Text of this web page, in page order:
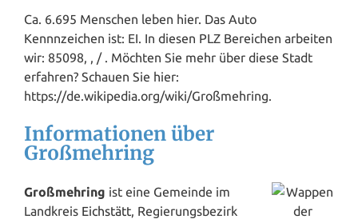
Ca. 6.695 Menschen leben hier. Das Auto
Kennnzeichen ist: EI. In diesen PLZ Bereichen arbeiten
wir: 85098, , / . Möchten Sie mehr über diese Stadt
erfahren? Schauen Sie hier:
https://de.wikipedia.org/wiki/Großmehring.
Informationen über
Großmehring
Großmehring ist eine Gemeinde im
Landkreis Eichstätt, Regierungsbezirk